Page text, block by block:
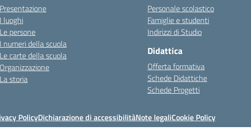
Presentazione
I luoghi
Le persone
I numeri della scuola
Le carte della scuola
Organizzazione
La storia
Personale scolastico
Famiglie e studenti
Indirizzi di Studio
Didattica
Offerta formativa
Schede Didattiche
Schede Progetti
PolicyDichiarazione di accessibilitàNote legaliCookie Policy